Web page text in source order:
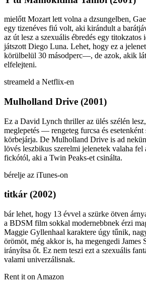
mielőtt Mozart lett volna a dzsungelben,
egy tizenéves fiú volt, aki kirándult a
az út lesz a szexuális ébredés egy titokzatos
játszott Diego Luna. Lehet, hogy ez a
körülbelül 30 másodperc—, de azok, akik
elfelejteni.
streameld a Netflix-en
Mulholland Drive (2001)
Ez a David Lynch thriller az ülés szélén
meglepetés — rengeteg furcsa és
körbejárja. De Mulholland Drive is ad
lövés leszbikus szerelmi jelenetek valaha
fickótól, aki a Twin Peaks-et csinálta.
bérelje az iTunes-on
titkár (2002)
bár lehet, hogy 13 évvel a szürke ötven
a BDSM film sokkal modernebbnek érzi
Maggie Gyllenhaal karaktere úgy tűnik,
örömöt, még akkor is, ha megengedi James
irányítsa őt. Ez nem teszi ezt a szexuális
valami univerzálisnak.
Rent it on Amazon